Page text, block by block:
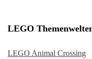
LEGO
LEGO Animal Crossing